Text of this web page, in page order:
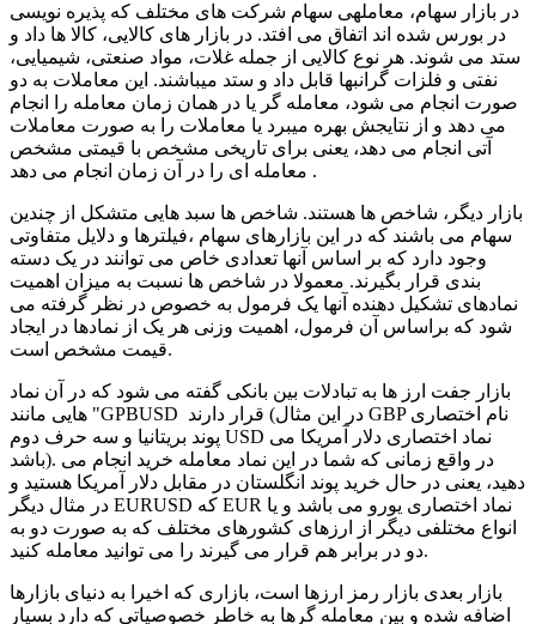
در بازار سهام، معامله­ی سهام شرکت های مختلف که پذیره نویسی
در بورس شده اند اتفاق می افتد. در بازار های کالایی، کالا ها داد و
ستد می شوند. هر نوع کالایی از جمله غلات، مواد صنعتی، شیمیایی،
نفتی و فلزات گرانبها قابل داد و ستد می­باشند. این معاملات به دو
صورت انجام می شود، معامله گر یا در همان زمان معامله را انجام
می دهد و از نتایجش بهره می­برد یا معاملات را به صورت معاملات
آتی انجام می دهد، یعنی برای تاریخی مشخص با قیمتی مشخص
معامله ای را در آن زمان انجام می دهد .
بازار دیگر، شاخص ها هستند. شاخص ها سبد هایی متشکل از چندین
سهام می باشند که در این بازارهای سهام ،فیلترها و دلایل متفاوتی
وجود دارد که بر اساس آنها تعدادی خاص می توانند در یک دسته
بندی قرار بگیرند. معمولا در شاخص ها نسبت به میزان اهمیت
نمادهای تشکیل دهنده آنها یک فرمول به خصوص در نظر گرفته می
شود که براساس آن فرمول، اهمیت وزنی هر یک از نمادها در ایجاد
قیمت مشخص است.
بازار جفت ارز ها به تبادلات بین بانکی گفته می شود که در آن نماد
هایی مانند "GPBUSD قرار دارند (در این مثال GBP نام اختصاری
پوند بریتانیا و سه حرف دوم USD نماد اختصاری دلار آمریکا می
باشد). در واقع زمانی که شما در این نماد معامله خرید انجام می
دهید، یعنی در حال خرید پوند انگلستان در مقابل دلار آمریکا هستید و
در مثال دیگر EURUSD که EUR نماد اختصاری یورو می باشد و یا
انواع مختلفی دیگر از ارزهای کشورهای مختلف که به صورت دو به
دو در برابر هم قرار می گیرند را می توانید معامله کنید.
بازار بعدی بازار رمز ارزها است، بازاری که اخیرا به دنیای بازارها
اضافه شده و بین معامله گرها به خاطر خصوصیاتی که دارد بسیار